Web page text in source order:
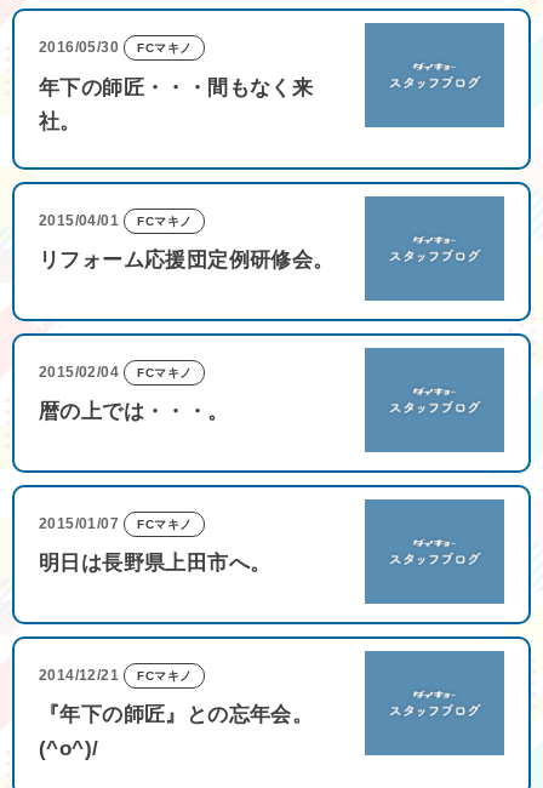
2016/05/30 FCマキノ
年下の師匠・・・間もなく来
社。
2015/04/01 FCマキノ
リフォーム応援団定例研修会。
2015/02/04 FCマキノ
暦の上では・・・。
2015/01/07 FCマキノ
明日は長野県上田市へ。
2014/12/21 FCマキノ
『年下の師匠』との忘年会。
(^o^)/